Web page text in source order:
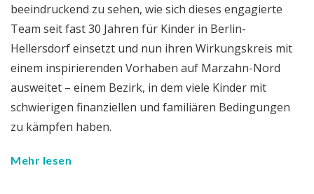
beeindruckend zu sehen, wie sich dieses engagierte
Team seit fast 30 Jahren für Kinder in Berlin-
Hellersdorf einsetzt und nun ihren Wirkungskreis mit
einem inspirierenden Vorhaben auf Marzahn-Nord
ausweitet – einem Bezirk, in dem viele Kinder mit
schwierigen finanziellen und familiären Bedingungen
zu kämpfen haben.
Mehr lesen